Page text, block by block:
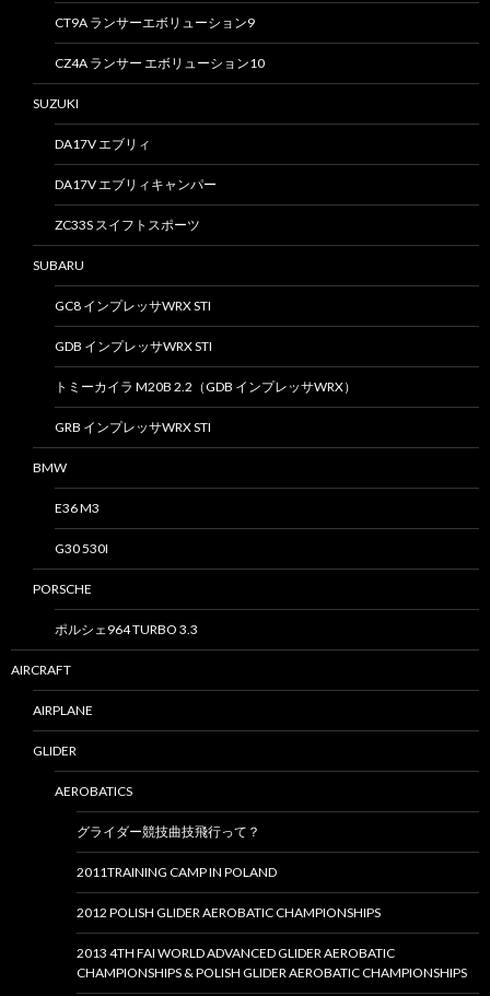
CT9A ランサーエボリューション9
CZ4A ランサー エボリューション10
SUZUKI
DA17V エブリィ
DA17V エブリィキャンパー
ZC33S スイフトスポーツ
SUBARU
GC8 インプレッサWRX STI
GDB インプレッサWRX STI
トミーカイラ M20B 2.2（GDB インプレッサWRX）
GRB インプレッサWRX STI
BMW
E36 M3
G30 530I
PORSCHE
ポルシェ964 TURBO 3.3
AIRCRAFT
AIRPLANE
GLIDER
AEROBATICS
グライダー競技曲技飛行って？
2011TRAINING CAMP IN POLAND
2012 POLISH GLIDER AEROBATIC CHAMPIONSHIPS
2013 4TH FAI WORLD ADVANCED GLIDER AEROBATIC
CHAMPIONSHIPS & POLISH GLIDER AEROBATIC CHAMPIONSHIPS